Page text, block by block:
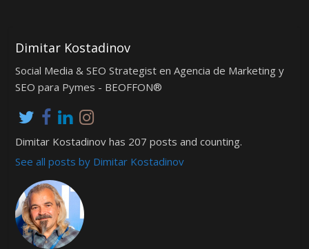
Dimitar Kostadinov
Social Media & SEO Strategist en Agencia de Marketing y
SEO para Pymes - BEOFFON®
Dimitar Kostadinov has 207 posts and counting.
See all posts by Dimitar Kostadinov